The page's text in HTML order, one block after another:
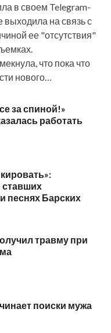
в своем Telegram-
выходила на связь с
ее "отсутствия"
что пока что
нового…
за спиной!»
работать
ставших
песнях Барских
травму при
поиски мужа